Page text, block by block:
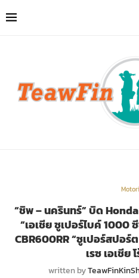
“ชิพ – นครินทร์” บิด
“เอเชีย ซูเปอร์ไบค์ 1000
CBR600RR “ซูเปอร์สปอ
เรซ เอเชีย
written by